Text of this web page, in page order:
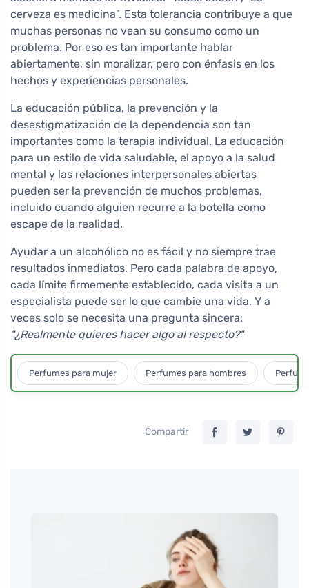
cerveza es medicina". Esta tolerancia contribuye a que
muchas personas no vean su consumo como un
problema. Por eso es tan importante hablar
abiertamente, sin moralizar, pero con énfasis en los
hechos y experiencias personales.
La educación pública, la prevención y la
desestigmatización de la dependencia son tan
importantes como la terapia individual. La educación
para un estilo de vida saludable, el apoyo a la salud
mental y las relaciones interpersonales abiertas
pueden ser la prevención de muchos problemas,
incluido cuando alguien recurre a la botella como
escape de la realidad.
Ayudar a un alcohólico no es fácil y no siempre trae
resultados inmediatos. Pero cada palabra de apoyo,
cada límite firmemente establecido, cada visita a un
especialista puede ser lo que cambie una vida. Y a
veces solo se necesita una pregunta sincera:
"¿Realmente quieres hacer algo al respecto?"
Perfumes para mujer Perfumes para hombres
Compartir